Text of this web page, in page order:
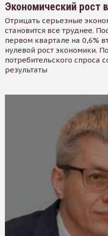
Экономический рост
Отрицать серьезные
становится все труднее.
первом квартале на 0,6%
нулевой рост экономики.
потребительского спроса
результаты